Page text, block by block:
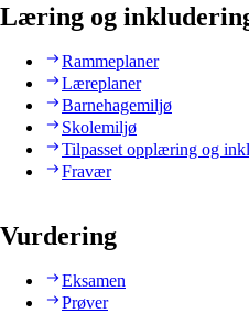
Læring og
Rammeplaner
Læreplaner
Barnehagemiljø
Skolemiljø
Tilpasset opplæring og
Fravær
Vurdering
Eksamen
Prøver